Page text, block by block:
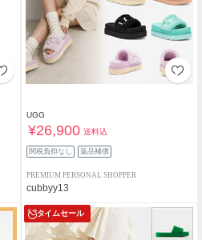
UGG
¥26,900 送料込
関税負担なし 返品補償
PREMIUM PERSONAL SHOPPER
cubbyy13
タイムセール